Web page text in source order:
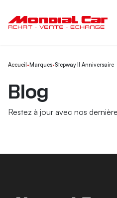
Accueil • Marques•Stepway II Anniversaire
Blog
Restez à jour avec nos